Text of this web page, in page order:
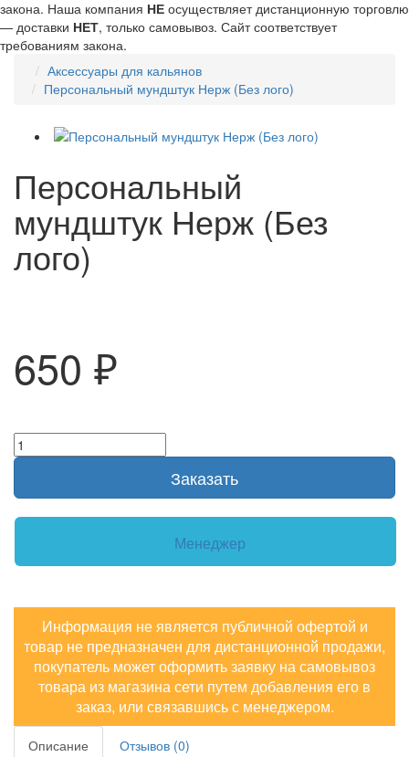
закона. Наша компания НЕ осуществляет дистанционную торговлю
— доставки НЕТ, только самовывоз. Сайт соответствует
требованиям закона.
Аксессуары для кальянов
Персональный мундштук Нерж (Без лого)
Персональный
мундштук Нерж (Без
лого)
650 ₽
Заказать
Менеджер
Информация не является публичной офертой и
товар не предназначен для дистанционной продажи,
покупатель может оформить заявку на самовывоз
товара из магазина сети путем добавления его в
заказ, или связавшись с менеджером.
Описание Отзывов (0)